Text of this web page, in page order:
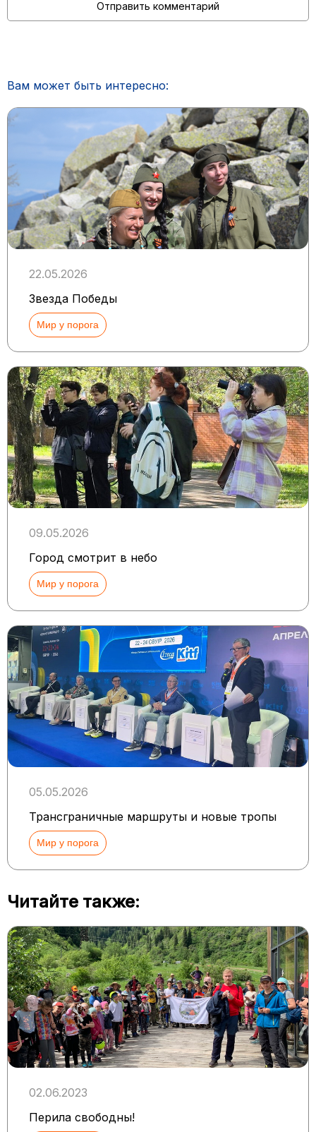
Вам может быть интересно:
22.05.2026
Звезда Победы
Мир у порога
09.05.2026
Город смотрит в небо
Мир у порога
05.05.2026
Трансграничные маршруты и новые тропы
Мир у порога
Читайте также:
02.06.2023
Перила свободны!